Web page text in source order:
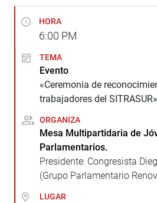
HORA
6:00 PM
TEMA
Evento
«Ceremonia de
trabajadores del SITRASUR»
ORGANIZA
Mesa Multipartidaria de
Parlamentarios.
Presidente: Congresista
(Grupo Parlamentario
LUGAR